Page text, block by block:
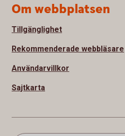
Om webbplatsen
Tillgänglighet
Rekommenderade webbläsare
Användarvillkor
Sajtkarta